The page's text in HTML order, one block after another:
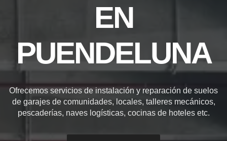
EN
PUENDELUNA
Ofrecemos servicios de instalación y reparación de suelos
de garajes de comunidades, locales, talleres mecánicos,
pescaderías, naves logísticas, cocinas de hoteles etc.